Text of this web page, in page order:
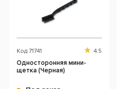
Код 71741 4.5
Односторонняя мини-
щетка (Черная)